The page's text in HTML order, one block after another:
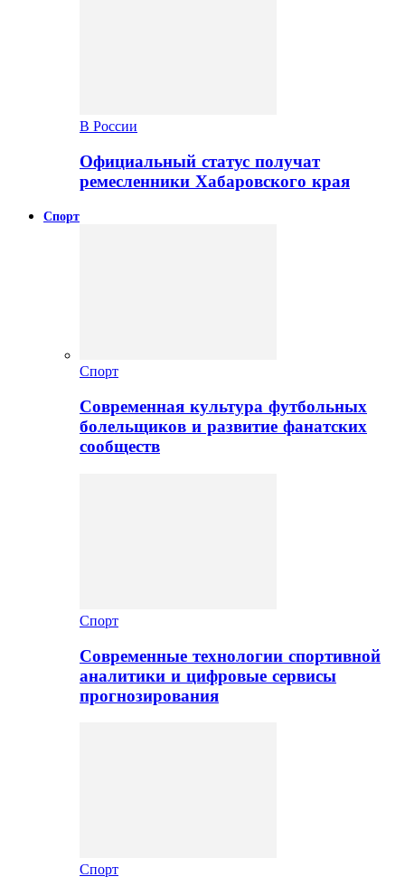
В России
Официальный статус получат
ремесленники Хабаровского края
Спорт
Спорт
Современная культура футбольных
болельщиков и развитие фанатских
сообществ
Спорт
Современные технологии спортивной
аналитики и цифровые сервисы
прогнозирования
Спорт